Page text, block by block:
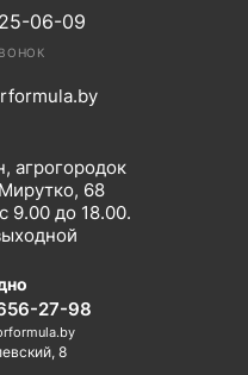
06-09
агрогородок
68
9.00 до 18.00.
27-98
8